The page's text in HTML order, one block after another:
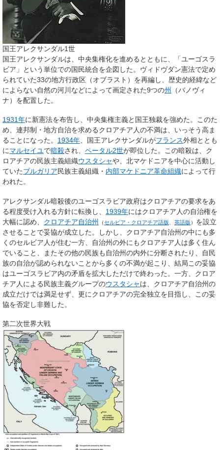
国王アレクサンダル1世
国王アレクサンダルは、中央集権化を進めるとともに、「ユーゴスラ
ビア」という単位での国民統合を企図した。ヴィドヴダン憲法で定め
られていた33の地方行政区（オブラスト）を再編し、歴史的経緯など
によらない自然の河川などによって画定された9つの州
（バノヴィ
ナ）を配置した。
1931年に新憲法を布告し、中央集権主義と国王独裁を強めた。このた
め、連邦制・地方自治を求めるクロアチア人の不満は、いっそう高ま
ることになった。 1934年、国王アレクサンダルがフランス外相ととも
にマルセイユで暗殺され、 ペータル2世が即位した。この暗殺は、ク
ロアチアの民族主義組織ウスタシャや、北マケドニアを中心に活動し
ていたブルガリア民族主義組織・ 内部マケドニア革命組織によって行
われた。
アレクサンダル暗殺後のユーゴスラビア政府はクロアチアの要求をあ
る程度受け入れる方針に転換し、 1939年にはクロアチア人の自治権を
大幅に認め、 クロアチア自治州 （セルビア・クロアチア語版 英語版 ） を設立
させることで妥協が成立した。しかし、クロアチア自治州の中にも多
くのセルビア人が住む一方、自治州の外にもクロアチア人は多く住ん
でいること、またその他の民族も自治州の内外に分断されたり、自民
族の自治が認められないことから多くの不満が起こり、結局この妥協
はユーゴスラビア内の矛盾を拡大しただけで終わった。一方、クロア
チア人による民族主義グループのウスタシャは、クロアチア自治州の
成立だけでは満足せず、更にクロアチアの完全独立を目指し、この妥
協を否定し非難した。
第二次世界大戦